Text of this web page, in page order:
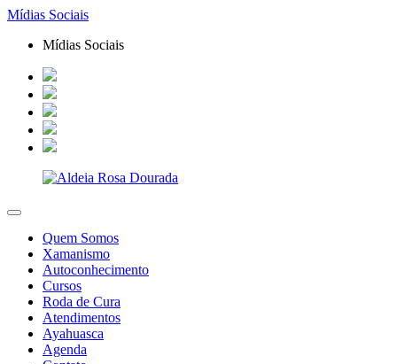
Mídias Sociais
Mídias Sociais
Quem Somos
Xamanismo
Autoconhecimento
Cursos
Roda de Cura
Atendimentos
Ayahuasca
Agenda